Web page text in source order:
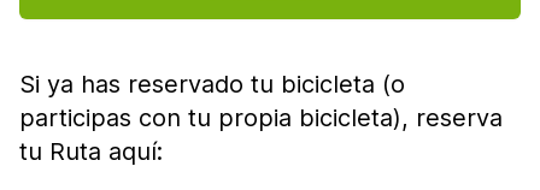
Si ya has reservado tu bicicleta (o
participas con tu propia bicicleta), reserva
tu Ruta aquí: